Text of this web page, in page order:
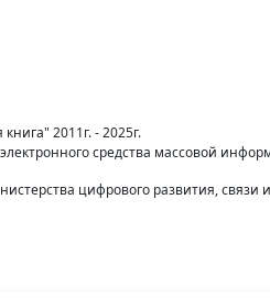
2011г. - 2025г.
средства массовой
цифрового развития,